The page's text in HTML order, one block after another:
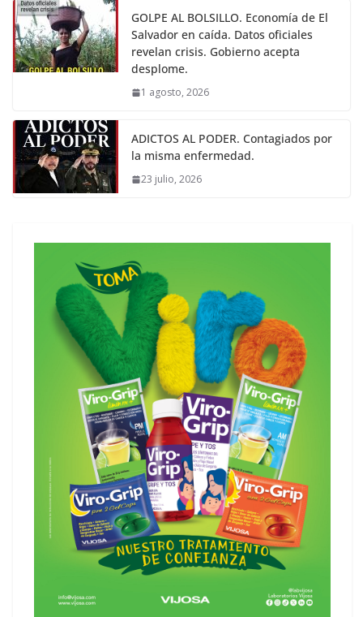
GOLPE AL BOLSILLO. Economía de El
Salvador en caída. Datos oficiales
revelan crisis. Gobierno acepta
desplome.
1 agosto, 2026
ADICTOS AL PODER. Contagiados por
la misma enfermedad.
23 julio, 2026